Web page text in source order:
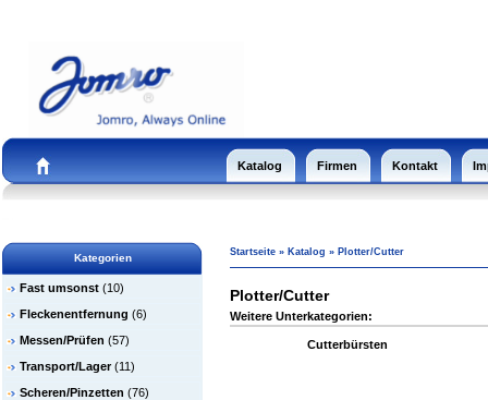
Katalog Firmen Kontakt
Kategorien
Fast umsonst (10)
Fleckenentfernung (6)
Messen/Prüfen (57)
Transport/Lager(11)
Scheren/Pinzetten (76)
Startseite » Katalog » Plotter/Cutter
Plotter/Cutter
Weitere Unterkategorien:
Cutterbürsten